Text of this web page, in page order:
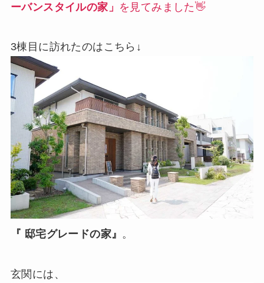
ーバンスタイルの家」 を見てみました👋
3棟目に訪れたのはこちら↓
『 邸宅グレードの家』 。
玄関には、